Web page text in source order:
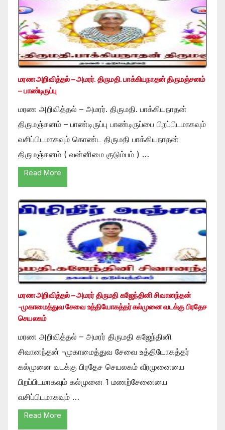
மரண அறிவித்தல் – அமரர். திருமதி. பாக்கியநாதன் திருமஞ்சனம்
– பாண்டிருப்பு
மரண அறிவித்தல் – அமரர். திருமதி. பாக்கியநாதன்
திருமஞ்சனம் – பாண்டிருப்பு பாண்டிருப்பை பிறப்பிடமாகவும்
வசிப்பிடமாகவும் கொண்ட திருமதி பாக்கியநாதன்
திருமஞ்சனம் ( வன்னிமை குடும்பம் ) …
Read More
மரண அறிவித்தல் – அமரர் திருமதி கஜேந்தினி சிவானந்தன்
-முகாமைத்துவ சேவை உத்தியோகத்தர் கல்முனை வடக்கு பிரதேச
செயலகம்
மரண அறிவித்தல் – அமரர் திருமதி கஜேந்தினி
சிவானந்தன் -முகாமைத்துவ சேவை உத்தியோகத்தர்
கல்முனை வடக்கு பிரதேச செயலகம் வீரமுனையை
பிறப்பிடமாகவும் கல்முனை 1 மணற்சேனையை
வசிப்பிடமாகவும் …
Read More